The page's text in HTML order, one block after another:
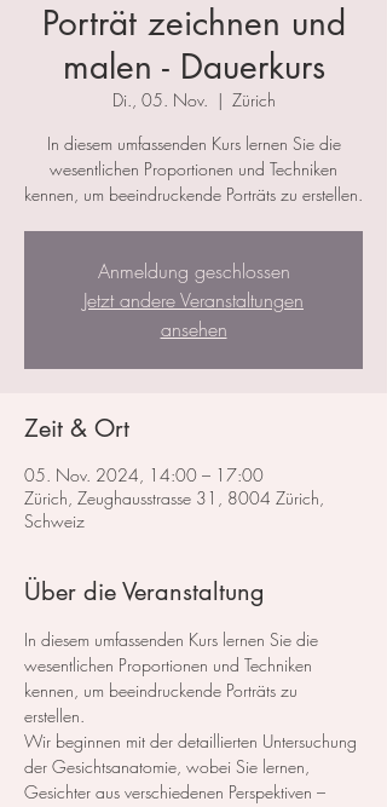
Porträt zeichnen und
malen - Dauerkurs
Di., 05. Nov.
  |
Zürich
​In diesem umfassenden Kurs lernen Sie die
wesentlichen Proportionen und Techniken
kennen, um beeindruckende Porträts zu erstellen.
Anmeldung geschlossen
Jetzt andere Veranstaltungen
ansehen
Zeit & Ort
05. Nov. 2024, 14:00 – 17:00
Zürich, Zeughausstrasse 31, 8004 Zürich,
Schweiz
Über die Veranstaltung
​In diesem umfassenden Kurs lernen Sie die
wesentlichen Proportionen und Techniken
kennen, um beeindruckende Porträts zu
erstellen.
Wir beginnen mit der detaillierten Untersuchung
der Gesichtsanatomie, wobei Sie lernen,
Gesichter aus verschiedenen Perspektiven –